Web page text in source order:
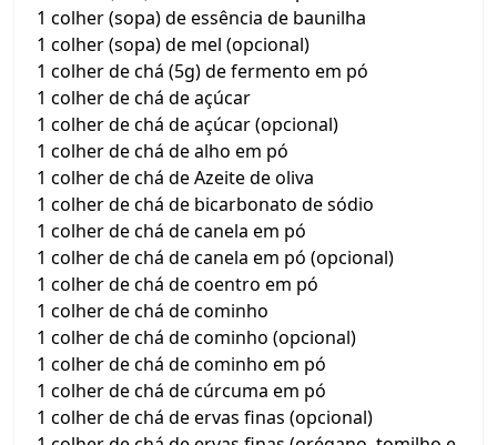
1 colher (sopa) de essência de baunilha
1 colher (sopa) de mel (opcional)
1 colher de chá (5g) de fermento em pó
1 colher de chá de açúcar
1 colher de chá de açúcar (opcional)
1 colher de chá de alho em pó
1 colher de chá de Azeite de oliva
1 colher de chá de bicarbonato de sódio
1 colher de chá de canela em pó
1 colher de chá de canela em pó (opcional)
1 colher de chá de coentro em pó
1 colher de chá de cominho
1 colher de chá de cominho (opcional)
1 colher de chá de cominho em pó
1 colher de chá de cúrcuma em pó
1 colher de chá de ervas finas (opcional)